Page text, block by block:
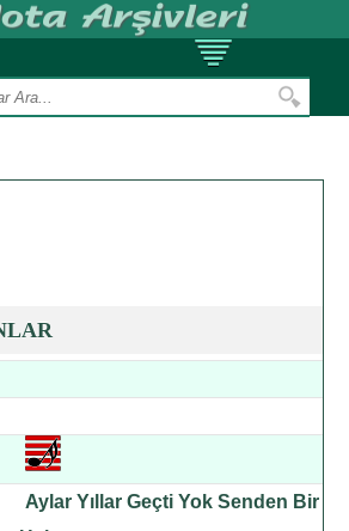
Aylar Yıllar Geçti Yok Senden Bir